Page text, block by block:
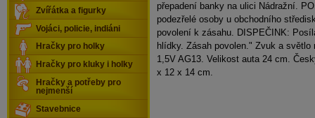
přepadení banky na ulici Nádražní.
podezřelé osoby u obchodního
povolení k zásahu. DISPEČINK:
hlídky. Zásah povolen." Zvuk a světlo
1,5V AG13. Velikost auta 24 cm.
x 12 x 14 cm.
Zvířátka a figurky
Vojáci, policie, indiáni
Hračky pro holky
Hračky pro kluky i holky
Hračky a potřeby pro
nejmenší
Stavebnice